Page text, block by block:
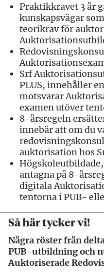
Praktikkravet 3 år
kunskapsvägar
teorikrav för
Srf
PLUS, innehåller
motsvarar
examen utöver
8-årsregeln
innebär att om du
auktorisation hos
antagna på 8-
digitala
tentorna i PUB-
Så här tycker vi!
Några röster från
PUB-utbildning och
Auktoriserade